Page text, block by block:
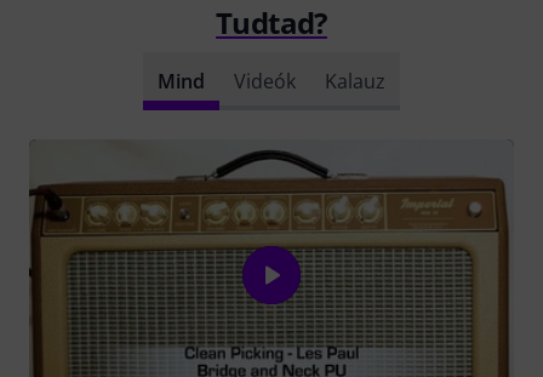
Tudtad?
Mind Videók Kalauz